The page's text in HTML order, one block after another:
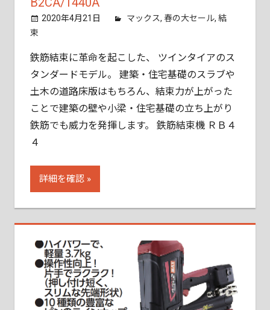
2020年4月21日 tobita11
マックス, 春の大セール, 結
束
鉄筋結束に革命を起こした、 ツインタイアのス
タンダードモデル。 建築・住宅基礎のスラブや
土木の道路床版はもちろん、結束力が上がった
ことで建築の壁や小梁・住宅基礎の立ち上がり
鉄筋でも威力を発揮します。 鉄筋結束機 ＲＢ４
４
詳細を確認